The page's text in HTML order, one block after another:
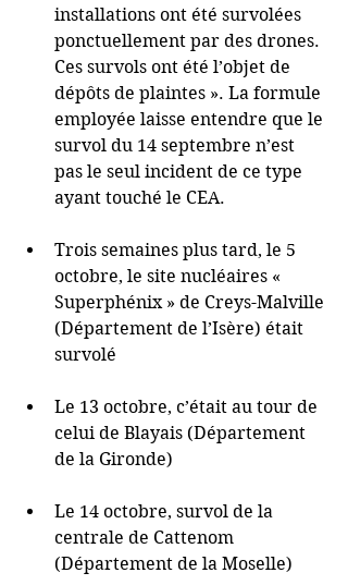
installations ont été survolées
ponctuellement par des drones.
Ces survols ont été l’objet de
dépôts de plaintes ». La formule
employée laisse entendre que le
survol du 14 septembre n’est
pas le seul incident de ce type
ayant touché le CEA.
Trois semaines plus tard, le 5
octobre, le site nucléaires «
Superphénix » de Creys-Malville
(Département de l’Isère) était
survolé
Le 13 octobre, c’était au tour de
celui de Blayais (Département
de la Gironde)
Le 14 octobre, survol de la
centrale de Cattenom
(Département de la Moselle)